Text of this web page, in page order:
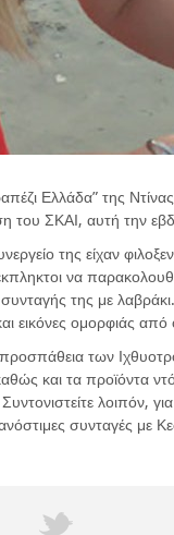
Ελλάδα” της
του ΣΚΑΙ, αυτή την
της είχαν
να
της με
εικόνες ομορφιάς
των
και τα προϊόντα
λοιπόν,
συνταγές με